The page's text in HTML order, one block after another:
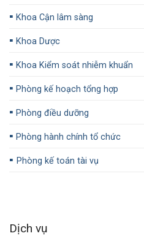
▪️ Khoa Cận lâm sàng
▪️ Khoa Dược
▪️ Khoa Kiểm soát nhiễm khuẩn
▪️ Phòng kế hoạch tổng hợp
▪️ Phòng điều dưỡng
▪️ Phòng hành chính tổ chức
▪️ Phòng kế toán tài vụ
Dịch vụ